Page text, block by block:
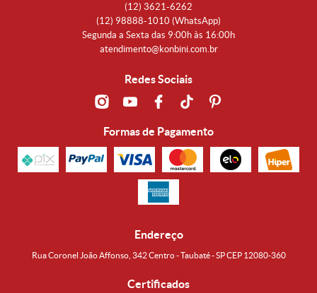
(12) 3621-6262
(12) 98888-1010 (WhatsApp)
Segunda a Sexta das 9:00h às 16:00h
atendimento@konbini.com.br
Redes Sociais
Formas de Pagamento
Endereço
Rua Coronel João Affonso, 342 Centro - Taubaté - SP CEP 12080-360
Certificados